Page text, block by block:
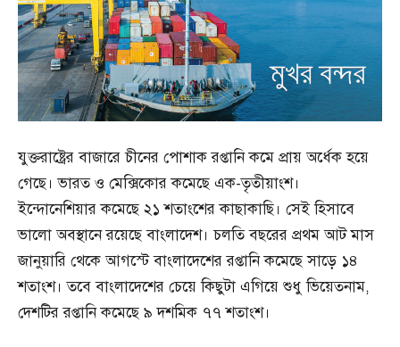
যুক্তরাষ্ট্রের বাজারে চীনের পোশাক রপ্তানি কমে প্রায় অর্ধেক হয়ে
গেছে। ভারত ও মেক্সিকোর কমেছে এক-তৃতীয়াংশ।
ইন্দোনেশিয়ার কমেছে ২১ শতাংশের কাছাকাছি। সেই হিসাবে
ভালো অবস্থানে রয়েছে বাংলাদেশ। চলতি বছরের প্রথম আট মাস
জানুয়ারি থেকে আগস্টে বাংলাদেশের রপ্তানি কমেছে সাড়ে ১৪
শতাংশ। তবে বাংলাদেশের চেয়ে কিছুটা এগিয়ে শুধু ভিয়েতনাম,
দেশটির রপ্তানি কমেছে ৯ দশমিক ৭৭ শতাংশ।